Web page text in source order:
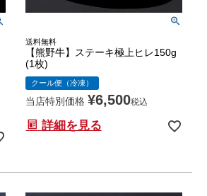
送料無料
【熊野牛】ステーキ極上ヒレ150g
(1枚)
クール便（冷凍）
当店特別価格 ¥6,500税込
詳細を見る